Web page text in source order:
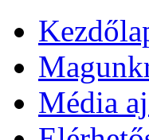
Média